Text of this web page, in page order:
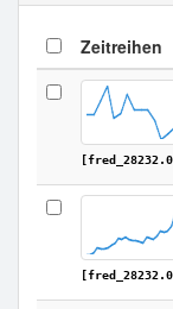
Zeitreihen